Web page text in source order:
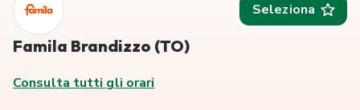
Seleziona
Famila Brandizzo (TO)
Consulta tutti gli orari